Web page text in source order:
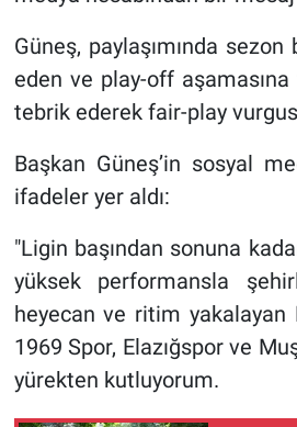
Güneş, paylaşımında
eden ve play-off aşamasına
tebrik ederek fair-play
Başkan Güneş’in sosyal
ifadeler yer aldı:
"Ligin başından sonuna
yüksek performansla
heyecan ve ritim yakalayan
1969 Spor, Elazığspor ve
yürekten kutluyorum.